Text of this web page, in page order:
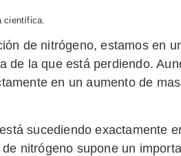
científica.
de nitrógeno, estamos en
de la que está perdiendo.
en un aumento de
sucediendo exactamente
nitrógeno supone un